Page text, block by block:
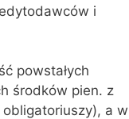
i
powstałych
środków pien. z
a w